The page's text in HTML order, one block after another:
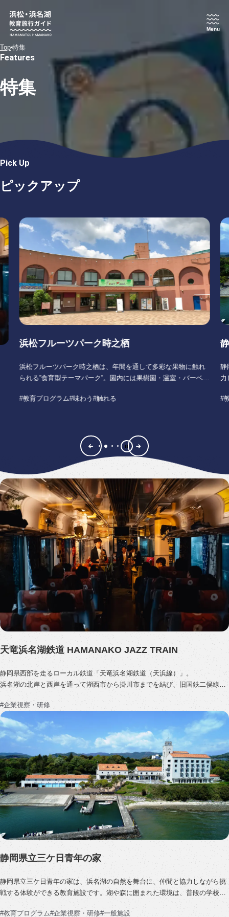
Menu
Top 特集
Features
特集
Pick Up
ピックアップ
浜松フルーツパーク時之栖
浜松フルーツパーク時之栖は、年間を通して多彩な果物に触れ
られる”食育型テーマパーク”。園内には果樹園・温室・バーベキ
た教育旅行に最適な学びの場です。
グラムが揃っています。
所在地： 浜松市浜名区都田町4263-1
教育プログラム 味わう 触れる
静
力
み
天竜浜名湖鉄道 HAMANAKO JAZZ TRAIN
静岡県西部を走るローカル鉄道「天竜浜名湖鉄道（天浜線）」。
浜名湖の北岸と西岸を通って湖西市から掛川市までを結び、旧国鉄二俣線の
沿線には、国登録有形文化財の駅舎や、昭和の面影を残す木造駅舎、湖畔の
自然景観など“日本の原風景” と呼ばれる景色が広がります。
所在地：浜松市天竜区二俣町阿蔵114-2
受付時間：9:00～17:00
お問合せ：053-925-22…
企業視察・研修
静岡県立三ケ日青年の家
静岡県立三ケ日青年の家は、浜名湖の自然を舞台に、仲間と協力しながら挑
戦する体験ができる教育施設です。湖や森に囲まれた環境は、普段の学校生
勢や自分の役割を見つける力が育ち、コミュニケーション力や自立心の成長
教育プログラム 企業視察・研修 一般施設